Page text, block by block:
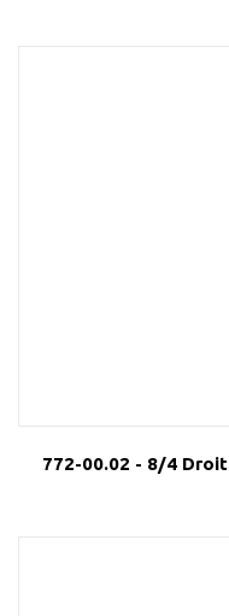
772-00.02 - 8/4 Droit